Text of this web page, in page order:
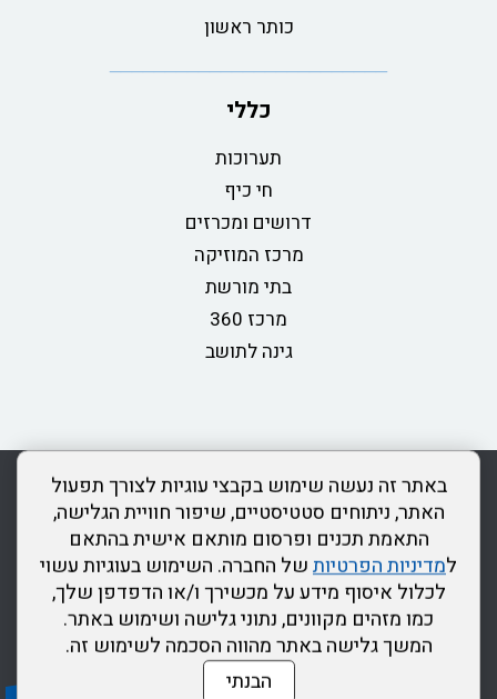
באתר זה נעשה שימוש בקבצי עוגיות לצורך תפעול
האתר, ניתוחים סטטיסטיים, שיפור חוויית הגלישה,
התאמת תכנים ופרסום מותאם אישית בהתאם
למדיניות הפרטיותשל החברה. השימוש בעוגיות עשוי
לכלול איסוף מידע על מכשירך ו/או הדפדפן שלך,
כמו מזהים מקוונים, נתוני גלישה ושימוש באתר.
המשך גלישה באתר מהווה הסכמה לשימוש זה.
הבנתי
כותר ראשון
כללי
תערוכות
חי כיף
דרושים ומכרזים
מרכז המוזיקה
בתי מורשת
מרכז 360
גינה לתושב
rss מדיניות פרטיות מפת אתר צור קשר
כותר ראשון
הצהרת נגישות
דרונט
דיגיטל
-
בניית
אתרים,